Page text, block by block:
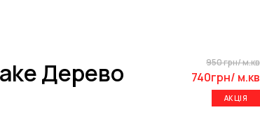
Дерево 950 грн/ м.кв
740грн/ м.кв
АКЦІЯ